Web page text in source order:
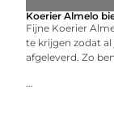
Koerier Almelo
Fijne Koerier
te krijgen zodat
afgeleverd. Zo
...